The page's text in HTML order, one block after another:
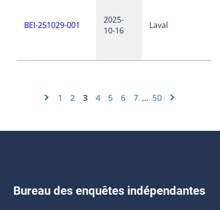
BEI-251029-001
2025-
10-16
Laval
1 2 3 4 5 6 7 … 50
Bureau des enquêtes indépendantes